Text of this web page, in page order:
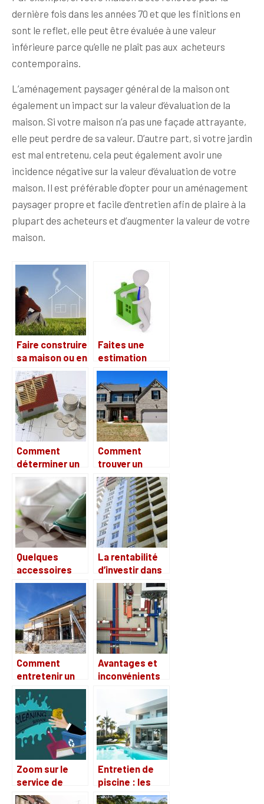
dernière fois dans les années 70 et que les finitions en
sont le reflet, elle peut être évaluée à une valeur
inférieure parce qu’elle ne plaît pas aux acheteurs
contemporains.
L’aménagement paysager général de la maison ont
également un impact sur la valeur d’évaluation de la
maison. Si votre maison n’a pas une façade attrayante,
elle peut perdre de sa valeur. D’autre part, si votre jardin
est mal entretenu, cela peut également avoir une
incidence négative sur la valeur d’évaluation de votre
maison. Il est préférable d’opter pour un aménagement
paysager propre et facile d’entretien afin de plaire à la
plupart des acheteurs et d’augmenter la valeur de votre
maison.
Faire construire
sa maison ou en
acheter une ?
Faites une
estimation
maison gratuite
vous même
avant de fixer
un prix de
vente!
Comment
déterminer un
budget pour
faire construire
sa maison ?
Comment
trouver un
logement en
location ?
Quelques
accessoires
indispensables
de maison
La rentabilité
d’investir dans
l’immobilier en
2021
Comment
entretenir un
grand
immeuble pour
éviter les
rénovations
trop
fréquentes ?
Avantages et
inconvénients
d’une chaudière
électrique à
basse
température
Zoom sur le
service de
ménage
Entretien de
piscine : les
produits